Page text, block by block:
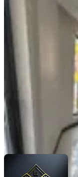
BİLGEN VATAN